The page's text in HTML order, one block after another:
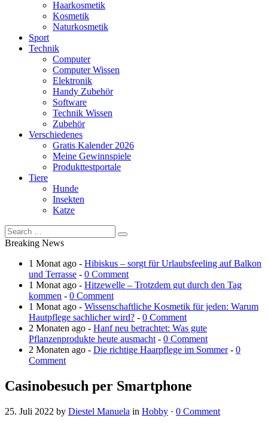
Haarkosmetik
Kosmetik
Naturkosmetik
Sport
Technik
Computer
Computer Wissen
Elektronik
Handy Zubehör
Software
Technik Wissen
Zubehör
Verschiedenes
Gratis Kalender 2026
Meine Gewinnspiele
Produkttestportale
Tiere
Hunde
Insekten
Katze
Breaking News
1 Monat ago - Hibiskus – sorgt für Urlaubsfeeling auf Balkon
und Terrasse - 0 Comment
1 Monat ago - Hitzewelle – Trotzdem gut durch den Tag
kommen - 0 Comment
1 Monat ago - Wissenschaftliche Kosmetik für jeden: Warum
Hautpflege sachlicher wird? - 0 Comment
2 Monaten ago - Hanf neu betrachtet: Was gute
Pflanzenprodukte heute ausmacht - 0 Comment
2 Monaten ago - Die richtige Haarpflege im Sommer- 0
Comment
Casinobesuch per Smartphone
25. Juli 2022 by Diestel Manuela in Hobby · 0 Comment